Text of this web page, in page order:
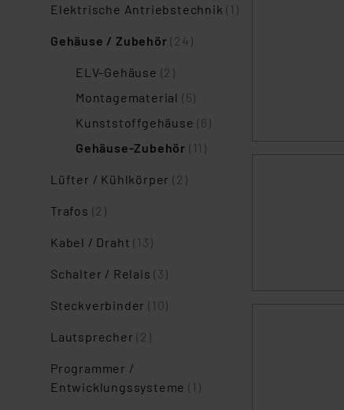
Elektrische Antriebstechnik(1)
Gehäuse / Zubehör(24)
ELV-Gehäuse (2)
Montagematerial (5)
Kunststoffgehäuse(6)
Gehäuse-Zubehör (11)
Lüfter / Kühlkörper(2)
Trafos (2)
Kabel / Draht(13)
Schalter / Relais(3)
Steckverbinder(10)
Lautsprecher(2)
Programmer /
Entwicklungssysteme(1)